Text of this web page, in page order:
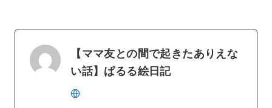
【ママ友との間で起きたありえな
い話】ぱるる絵日記